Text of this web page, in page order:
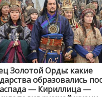
Золотой Орды: какие
образовались
— Кириллица —